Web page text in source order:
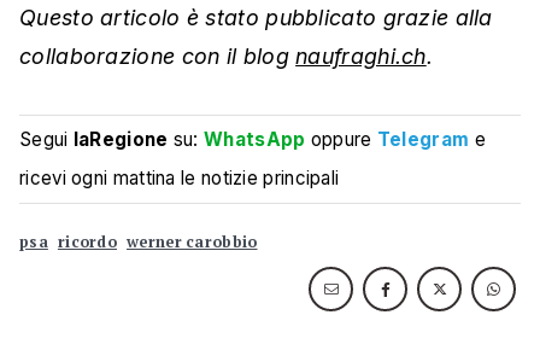
Questo articolo è stato pubblicato grazie alla
collaborazione con il blognaufraghi.ch.
Segui laRegione su:WhatsApp oppure Telegram e
ricevi ogni mattina le notizie principali
psa ricordo werner carobbio